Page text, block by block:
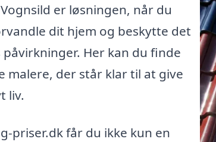
er løsningen, når du
dit hjem og beskytte det
Her kan du finde
malere, der står klar til at give
liv.
priser.dk får du ikke kun en